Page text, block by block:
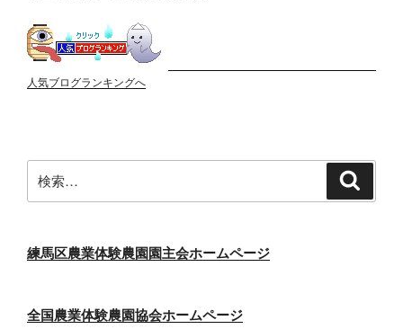
人気ブログランキングへ
索:
練馬区農業体験農園園主会ホームページ
全国農業体験農園協会ホームページ